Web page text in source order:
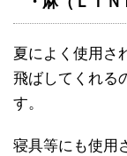
夏によく使用さ
飛ばしてくれる
す。
寝具等にも使用